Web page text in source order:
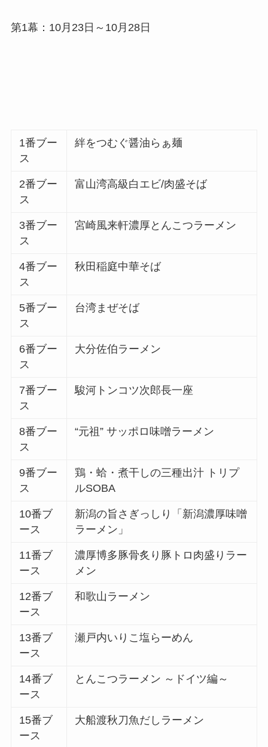
第1幕：10月23日～10月28日
1番ブー
ス
絆をつむぐ醤油らぁ麺
2番ブー
ス
富山湾高級白エビ/肉盛そば
3番ブー
ス
宮崎風来軒濃厚とんこつラーメン
4番ブー
ス
秋田稲庭中華そば
5番ブー
ス
台湾まぜそば
6番ブー
ス
大分佐伯ラーメン
7番ブー
ス
駿河トンコツ次郎長一座
8番ブー
ス
“元祖” サッポロ味噌ラーメン
9番ブー
ス
鶏・蛤・煮干しの三種出汁 トリプ
ルSOBA
10番ブ
ース
新潟の旨さぎっしり「新潟濃厚味噌
ラーメン」
11番ブ
ース
濃厚博多豚骨炙り豚トロ肉盛りラー
メン
12番ブ
ース
和歌山ラーメン
13番ブ
ース
瀬戸内いりこ塩らーめん
14番ブ
ース
とんこつラーメン ～ドイツ編～
15番ブ
ース
大船渡秋刀魚だしラーメン